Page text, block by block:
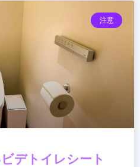
注意
デトイレシート